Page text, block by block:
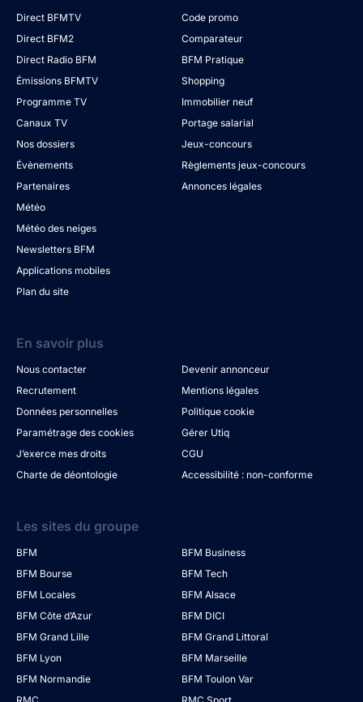
Direct BFMTV
Direct BFM2
Direct Radio BFM
Émissions BFMTV
Programme TV
Canaux TV
Nos dossiers
Évènements
Partenaires
Météo
Météo des neiges
Newsletters BFM
Applications mobiles
Plan du site
Code promo
Comparateur
BFM Pratique
Shopping
Immobilier neuf
Portage salarial
Jeux-concours
Règlements jeux-concours
Annonces légales
En savoir plus
Nous contacter
Devenir annonceur
Recrutement
Mentions légales
Données personnelles
Politique cookie
Paramétrage des cookies
Gérer Utiq
J’exerce mes droits
CGU
Charte de déontologie
Accessibilité : non-conforme
Les sites du groupe
BFM
BFM Business
BFM Bourse
BFM Tech
BFM Locales
BFM Alsace
BFM Côte d’Azur
BFM DICI
BFM Grand Lille
BFM Grand Littoral
BFM Lyon
BFM Marseille
BFM Normandie
BFM Toulon Var